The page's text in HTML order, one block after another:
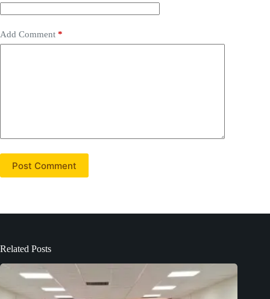
Add Comment *
Post Comment
Related Posts